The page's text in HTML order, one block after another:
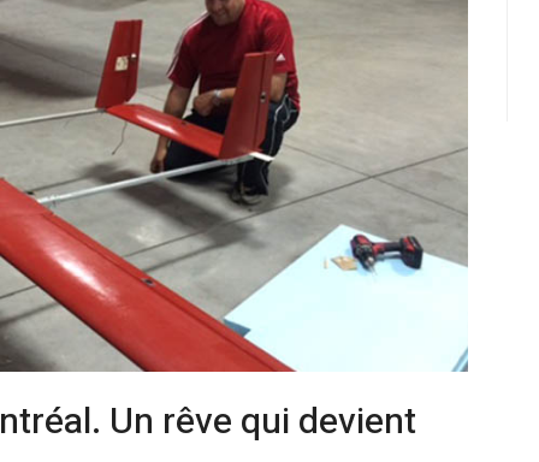
Un rêve qui devient